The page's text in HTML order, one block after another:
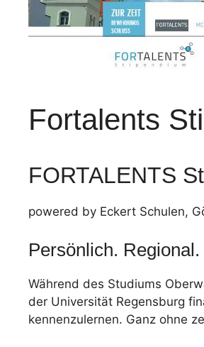
Fortalents
FORTALENTS
powered by Eckert Schulen,
Persönlich.
Während des Studiums
der Universität Regensburg
kennenzulernen. Ganz ohne